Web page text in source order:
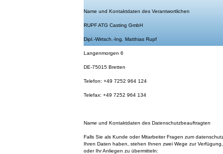
Name und Kontaktdaten des Verantwortlichen
RUPF ATG Casting GmbH
Dipl.-Wirtsch.-Ing. Matthias Rupf
Langenmorgen 6
DE-75015 Bretten
Telefon: +49 7252 964 124
Telefax: +49 7252 964 134
Name und Kontaktdaten des Datenschutzbeauftragten
Falls Sie als Kunde oder Mitarbeiter Fragen zum
Ihren Daten haben, stehen Ihnen zwei Wege zur
oder Ihr Anliegen zu übermitteln: